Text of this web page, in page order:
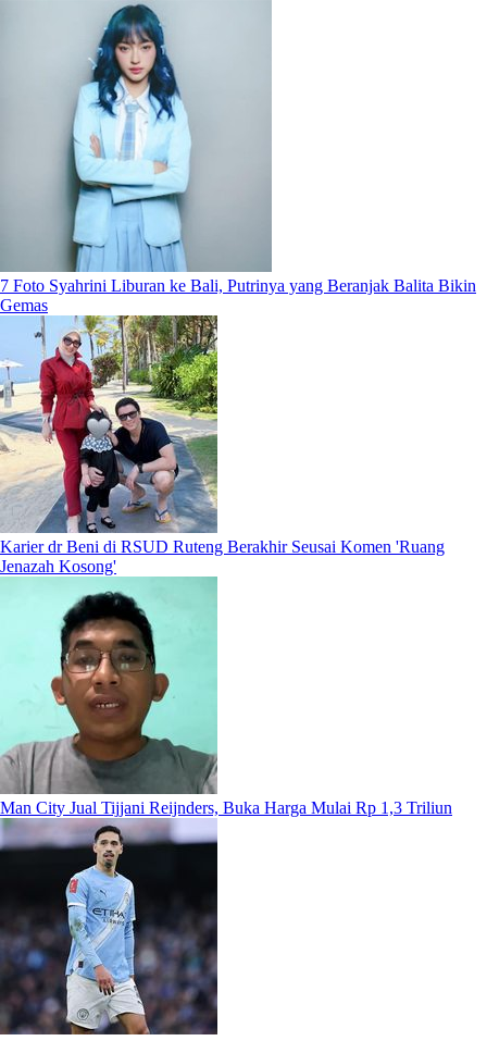
7 Foto Syahrini Liburan ke Bali, Putrinya yang Beranjak Balita Bikin
Gemas
Karier dr Beni di RSUD Ruteng Berakhir Seusai Komen 'Ruang
Jenazah Kosong'
Man City Jual Tijjani Reijnders, Buka Harga Mulai Rp 1,3 Triliun